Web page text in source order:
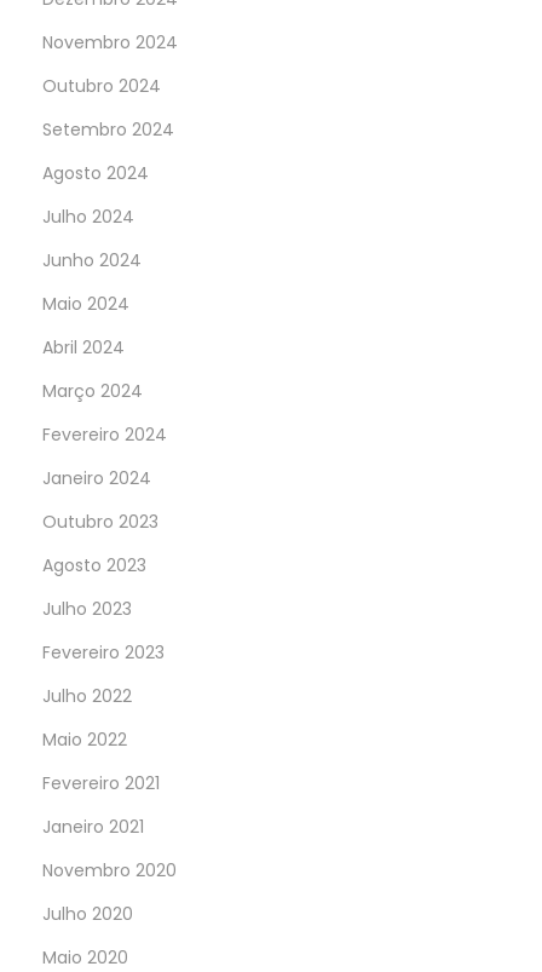
Novembro 2024
Outubro 2024
Setembro 2024
Agosto 2024
Julho 2024
Junho 2024
Maio 2024
Abril 2024
Março 2024
Fevereiro 2024
Janeiro 2024
Outubro 2023
Agosto 2023
Julho 2023
Fevereiro 2023
Julho 2022
Maio 2022
Fevereiro 2021
Janeiro 2021
Novembro 2020
Julho 2020
Maio 2020